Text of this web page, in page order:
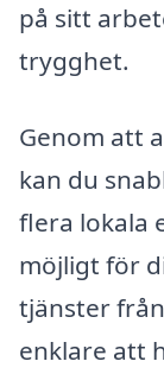
på sitt
trygghet.
Genom att
kan du
flera lokala
möjligt för
tjänster
enklare att